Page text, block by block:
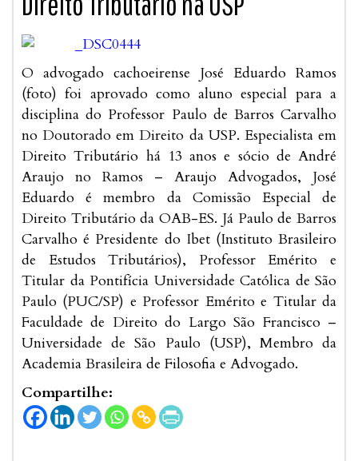
O advogado cachoeirense José Eduardo Ramos
(foto) foi aprovado como aluno especial para a
disciplina do Professor Paulo de Barros Carvalho
no Doutorado em Direito da USP. Especialista em
Direito Tributário há 13 anos e sócio de André
Araujo no Ramos – Araujo Advogados, José
Eduardo é membro da Comissão Especial de
Direito Tributário da OAB-ES. Já Paulo de Barros
Carvalho é Presidente do Ibet (Instituto Brasileiro
de Estudos Tributários), Professor Emérito e
Titular da Pontifícia Universidade Católica de São
Paulo (PUC/SP) e Professor Emérito e Titular da
Faculdade de Direito do Largo São Francisco –
Universidade de São Paulo (USP), Membro da
Academia Brasileira de Filosofia e Advogado.
Compartilhe: